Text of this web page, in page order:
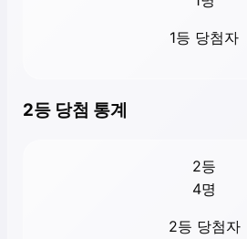
1등 당첨자
2등 당첨 통계
2등
4명
2등 당첨자